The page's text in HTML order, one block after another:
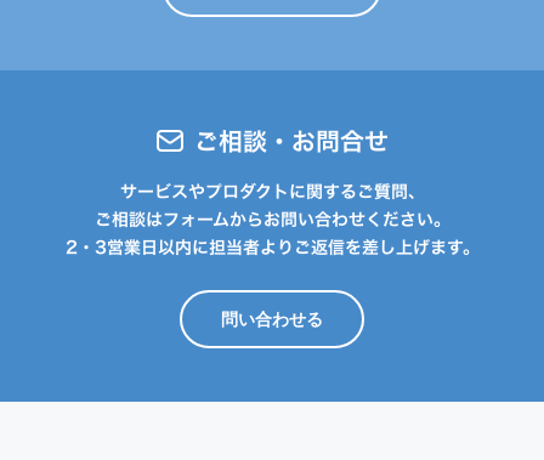
ご相談・お問合せ
サービスやプロダクトに関するご質問、
ご相談はフォームからお問い合わせください。
2・3営業日以内に担当者よりご返信を差し上げます。
問い合わせる